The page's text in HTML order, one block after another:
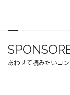
あわせて読みたいコ